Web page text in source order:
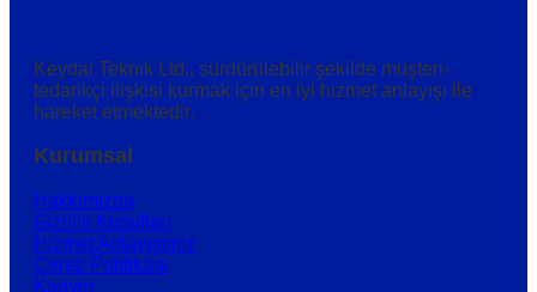
Keydal Teknik Ltd., sürdürülebilir şekilde müşteri-
tedarikçi ilişkisi kurmak için en iyi hizmet anlayışı ile
hareket etmektedir.
Kurumsal
Hakkımızda
Gizlilik Koşulları
Hizmet Anlayışımız
Çerez Politikası
Kariyer